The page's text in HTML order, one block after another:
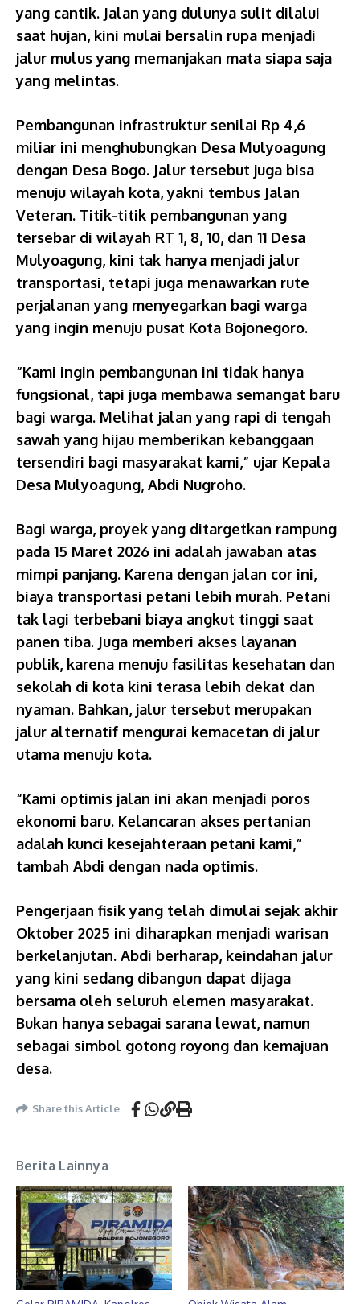
yang cantik. Jalan yang dulunya sulit dilalui
saat hujan, kini mulai bersalin rupa menjadi
jalur mulus yang memanjakan mata siapa saja
yang melintas.
Pembangunan infrastruktur senilai Rp 4,6
miliar ini menghubungkan Desa Mulyoagung
dengan Desa Bogo. Jalur tersebut juga bisa
menuju wilayah kota, yakni tembus Jalan
Veteran. Titik-titik pembangunan yang
tersebar di wilayah RT 1, 8, 10, dan 11 Desa
Mulyoagung, kini tak hanya menjadi jalur
transportasi, tetapi juga menawarkan rute
perjalanan yang menyegarkan bagi warga
yang ingin menuju pusat Kota Bojonegoro.
“Kami ingin pembangunan ini tidak hanya
fungsional, tapi juga membawa semangat baru
bagi warga. Melihat jalan yang rapi di tengah
sawah yang hijau memberikan kebanggaan
tersendiri bagi masyarakat kami,” ujar Kepala
Desa Mulyoagung, Abdi Nugroho.
Bagi warga, proyek yang ditargetkan rampung
pada 15 Maret 2026 ini adalah jawaban atas
mimpi panjang. Karena dengan jalan cor ini,
biaya transportasi petani lebih murah. Petani
tak lagi terbebani biaya angkut tinggi saat
panen tiba. Juga memberi akses layanan
publik, karena menuju fasilitas kesehatan dan
sekolah di kota kini terasa lebih dekat dan
nyaman. Bahkan, jalur tersebut merupakan
jalur alternatif mengurai kemacetan di jalur
utama menuju kota.
“Kami optimis jalan ini akan menjadi poros
ekonomi baru. Kelancaran akses pertanian
adalah kunci kesejahteraan petani kami,”
tambah Abdi dengan nada optimis.
Pengerjaan fisik yang telah dimulai sejak akhir
Oktober 2025 ini diharapkan menjadi warisan
berkelanjutan. Abdi berharap, keindahan jalur
yang kini sedang dibangun dapat dijaga
bersama oleh seluruh elemen masyarakat.
Bukan hanya sebagai sarana lewat, namun
sebagai simbol gotong royong dan kemajuan
desa.
Share this Article
Berita Lainnya